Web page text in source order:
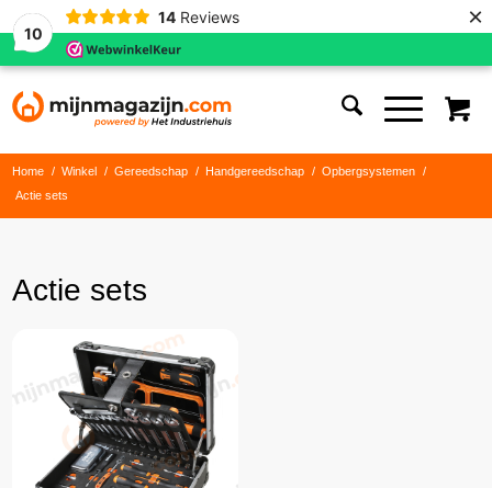
10
14 Reviews ×
Home / Winkel / Gereedschap / Handgereedschap / Opbergsystemen
/
Actie sets
Actie sets